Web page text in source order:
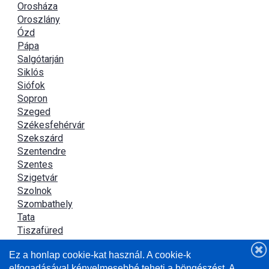
Orosháza
Oroszlány
Ózd
Pápa
Salgótarján
Siklós
Siófok
Sopron
Szeged
Székesfehérvár
Szekszárd
Szentendre
Szentes
Szigetvár
Szolnok
Szombathely
Tata
Tiszafüred
Újszász
Ez a honlap cookie-kat használ. A cookie-k